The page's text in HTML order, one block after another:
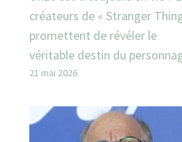
créateurs de « Stranger
promettent de révéler le
véritable destin du
21 mai 2026